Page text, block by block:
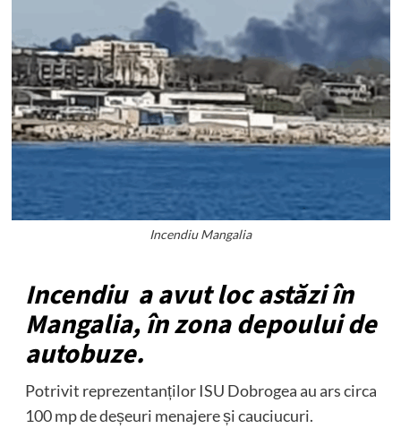
Incendiu Mangalia
Incendiu a avut loc astăzi în
Mangalia, în zona depoului de
autobuze.
Potrivit reprezentanților ISU Dobrogea au ars circa
100 mp de deșeuri menajere și cauciucuri.